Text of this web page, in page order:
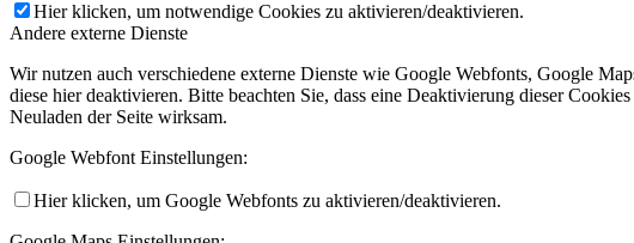
Hier klicken, um notwendige Cookies zu aktivieren/deaktivieren.
Andere externe Dienste
Wir nutzen auch verschiedene externe Dienste wie Google Webfonts, Google
diese hier deaktivieren. Bitte beachten Sie, dass eine Deaktivierung dieser
Neuladen der Seite wirksam.
Google Webfont Einstellungen:
Hier klicken, um Google Webfonts zu aktivieren/deaktivieren.